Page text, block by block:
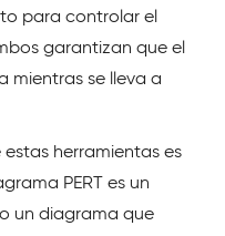
para controlar el
garantizan que el
mientras se lleva a
herramientas es
PERT es un
un diagrama que